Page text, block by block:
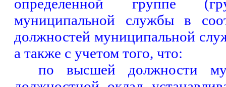
определенной группе
муниципальной службы в
должностей муниципальной
а также с учетом того, что:
по высшей должности